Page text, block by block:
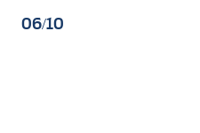
06/10